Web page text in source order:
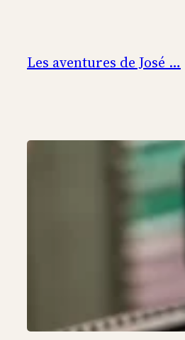
contenu
Les aventures de José …